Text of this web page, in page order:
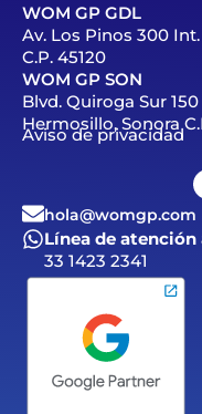
WOM GP GDL
Av. Los Pinos 300
C.P. 45120
WOM GP SON
Blvd. Quiroga Sur
Hermosillo, Sonora
Aviso de privacidad
hola@womgp.com
Línea de
33 1423 2341